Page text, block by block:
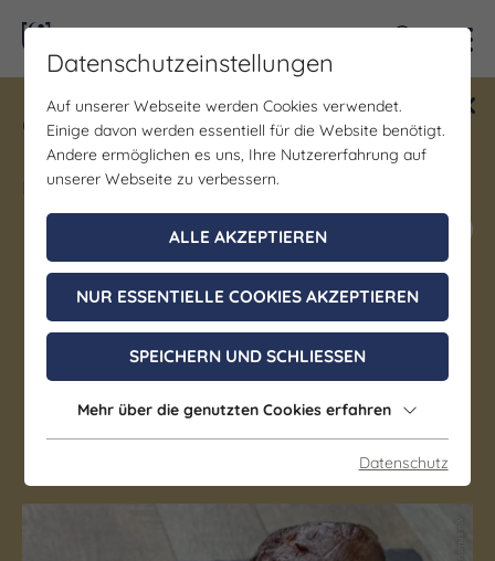
Gewinne ein Blind Date mit Saale-
Unstrut! Teilnahme vom 1.7. - 18.12.
möglich.
Jetzt mitmachen
Geselligkeit/Spiele/Treffen
Wildmenü
22. Oktober 2026, 18:30 - 21:30 Uhr
Datenschutzeinstellungen
Auf unserer Webseite werden Cookies verwendet.
Einige davon werden essentiell für die Website benötigt.
Andere ermöglichen es uns, Ihre Nutzererfahrung auf
unserer Webseite zu verbessern.
ALLE AKZEPTIEREN
NUR ESSENTIELLE COOKIES AKZEPTIEREN
SPEICHERN UND SCHLIESSEN
Mehr über die genutzten Cookies erfahren
Datenschutz